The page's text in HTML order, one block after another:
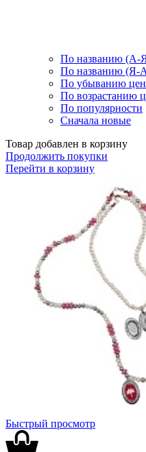
По названию (А-
По названию (Я-
По убыванию
По возрастанию
По популярности
Сначала новые
Товар добавлен в корзину
Продолжить покупки
Перейти в корзину
Быстрый просмотр